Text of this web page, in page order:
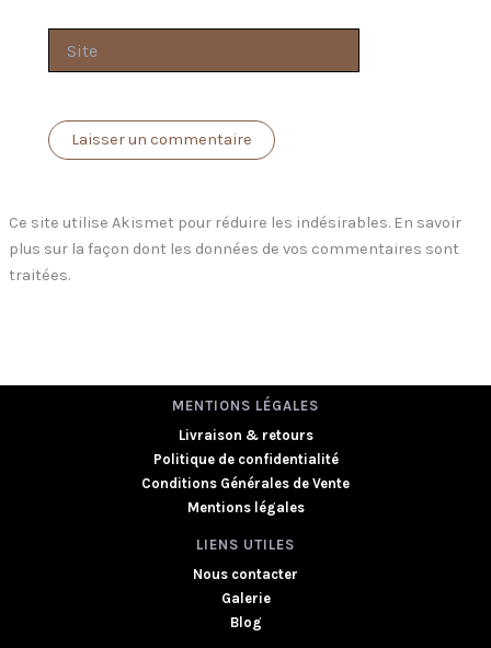
Ce site utilise Akismet pour réduire les indésirables. En savoir
plus sur la façon dont les données de vos commentaires sont
traitées.
MENTIONS LÉGALES
Livraison & retours
Politique de confidentialité
Conditions Générales de Vente
Mentions légales
LIENS UTILES
Nous contacter
Galerie
Blog